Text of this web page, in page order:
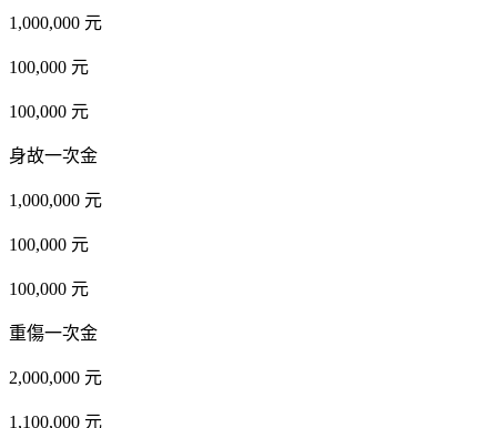
1,000,000 元
100,000 元
100,000 元
身故一次金
1,000,000 元
100,000 元
100,000 元
重傷一次金
2,000,000 元
1,100,000 元